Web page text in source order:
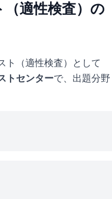
（適性検査）の
ト（適性検査）として
トセンターで、 出題分野